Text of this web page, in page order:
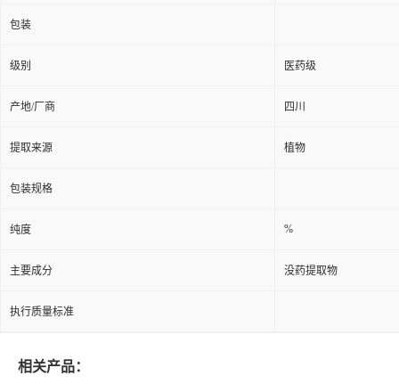
包装
级别 医药级
产地/厂商 四川
提取来源 植物
包装规格
纯度 %
主要成分 没药提取物
执行质量标准
相关产品：